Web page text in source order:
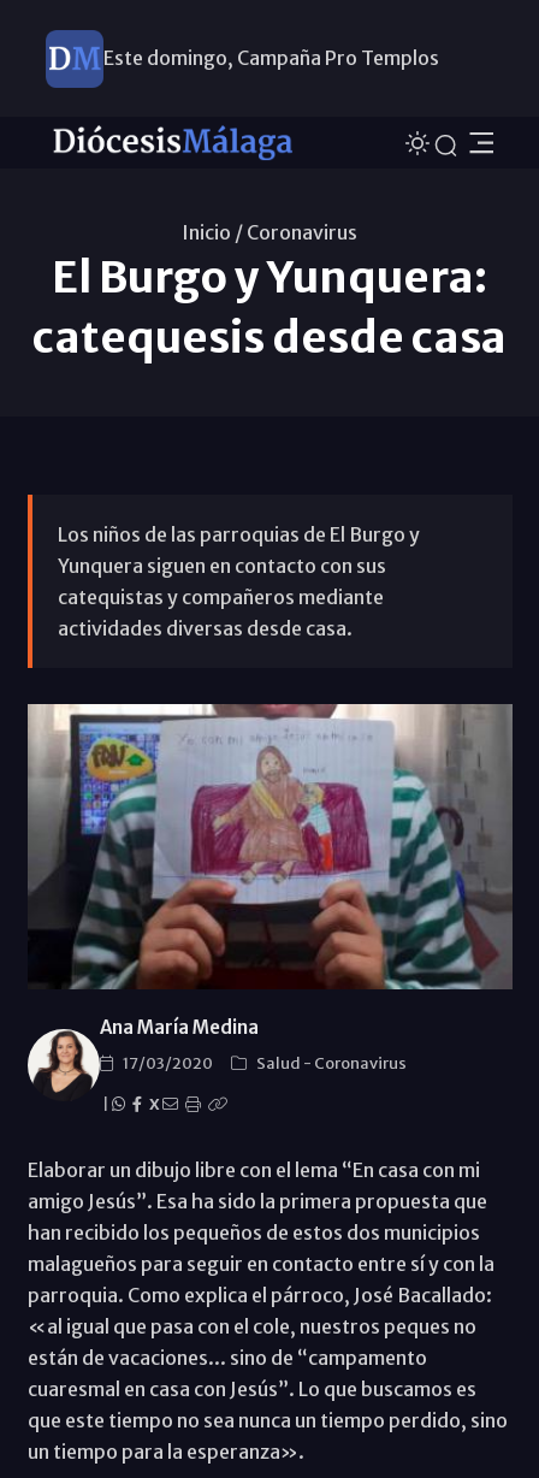
Este domingo, Campaña Pro Templos
Inicio / Coronavirus
El Burgo y Yunquera:
catequesis desde casa
Los niños de las parroquias de El Burgo y
Yunquera siguen en contacto con sus
catequistas y compañeros mediante
actividades diversas desde casa.
Ana María Medina
17/03/2020 Salud - Coronavirus
X
Elaborar un dibujo libre con el lema “En casa con mi
amigo Jesús”. Esa ha sido la primera propuesta que
han recibido los pequeños de estos dos municipios
malagueños para seguir en contacto entre sí y con la
parroquia. Como explica el párroco, José Bacallado:
«al igual que pasa con el cole, nuestros peques no
están de vacaciones... sino de “campamento
cuaresmal en casa con Jesús”. Lo que buscamos es
que este tiempo no sea nunca un tiempo perdido, sino
un tiempo para la esperanza».